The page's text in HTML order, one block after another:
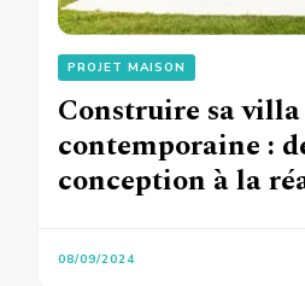
PROJET MAISON
Construire sa villa
contemporaine :
conception à la
08/09/2024